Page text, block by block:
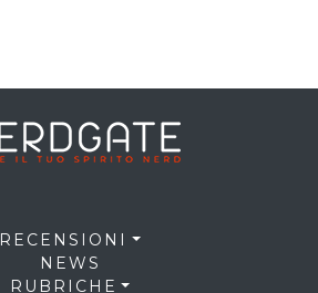
RECENSIONI
NEWS
RUBRICHE